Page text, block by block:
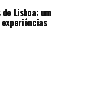
Lisboa: um